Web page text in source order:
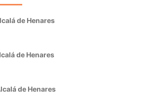
de Henares
de Henares
de Henares